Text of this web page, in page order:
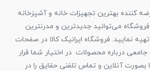
کننده بهترین تجهیزات خانه و آشپزخانه
می‌توانید جدیدترین و مدرنترین
نمایید. فروشگاه ایرانیک کالا در صفحات
درباره محصولات در اختیار شما قرار
آنلاین و تماس تلفنی حقایق را در